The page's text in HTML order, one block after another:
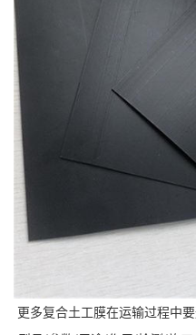
更多复合土工膜在运输过程中